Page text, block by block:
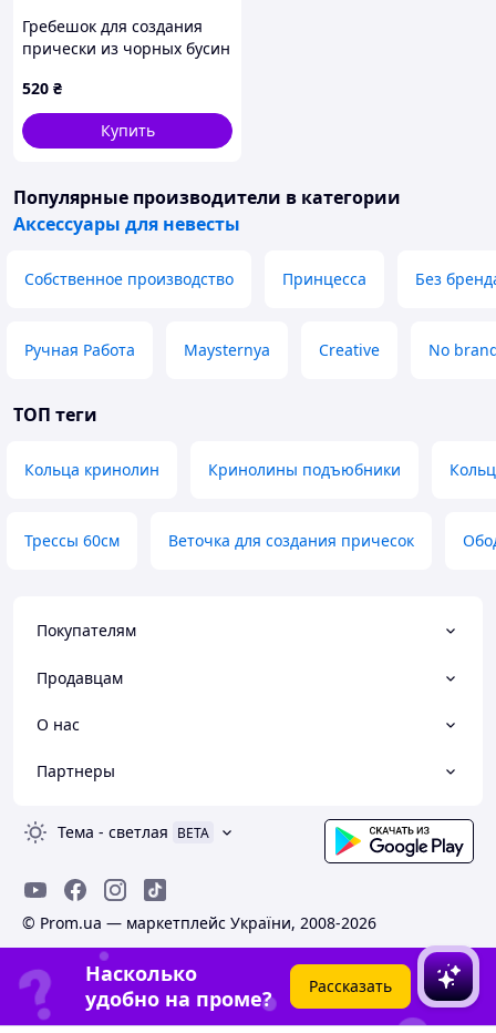
Гребешок для создания
прически из чорных бусин
520 ₴
Купить
Популярные производители в категории
Аксессуары для невесты
Собственное производство Принцесса Без
Ручная Работа Maysternya Creative No
ТОП теги
Кольца кринолин Кринолины подъюбники
Трессы 60см Веточка для создания причесок
Покупателям
Продавцам
О нас
Партнеры
Тема - светлая BETA
© Prom.ua — маркетплейс України, 2008-2026
Насколько
удобно на проме?
Рассказать